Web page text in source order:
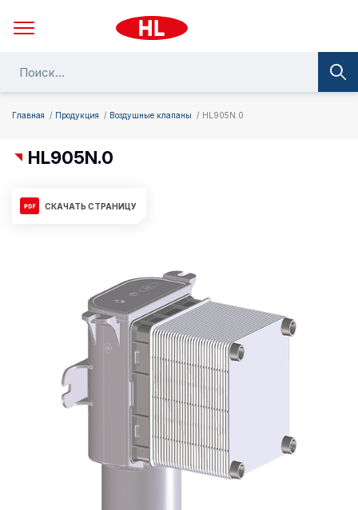
Главная Продукция Воздушные клапаны HL905N.0
HL905N.0
СКАЧАТЬ СТРАНИЦУ